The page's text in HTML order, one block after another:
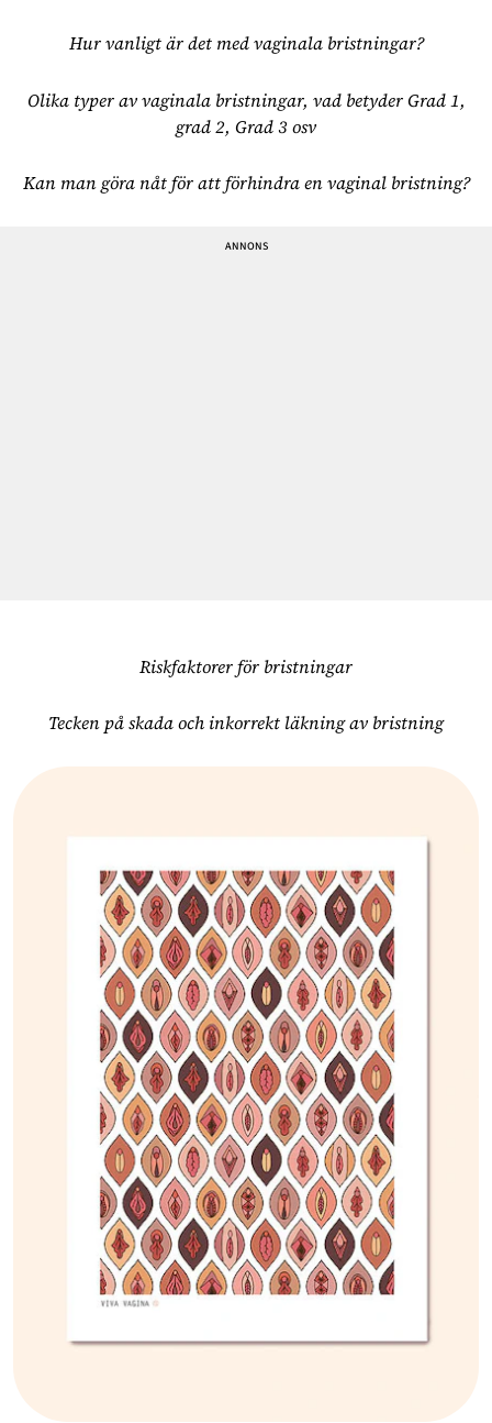
Hur vanligt är det med vaginala bristningar?
Olika typer av vaginala bristningar, vad betyder Grad 1,
grad 2, Grad 3 osv
Kan man göra nåt för att förhindra en vaginal bristning?
Riskfaktorer för bristningar
Tecken på skada och inkorrekt läkning av bristning